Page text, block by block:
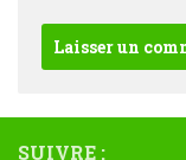
SUIVRE :